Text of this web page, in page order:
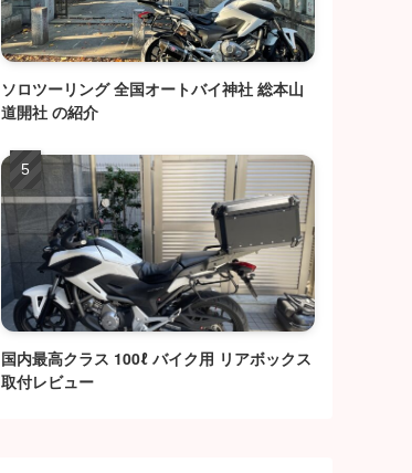
ソロツーリング 全国オートバイ神社 総本山
道開社 の紹介
国内最高クラス 100ℓ バイク用 リアボックス
取付レビュー